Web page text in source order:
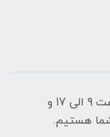
پشتیبانی سایت: شنبه تا چهارشنبه از ساعت 9 الی 17 و